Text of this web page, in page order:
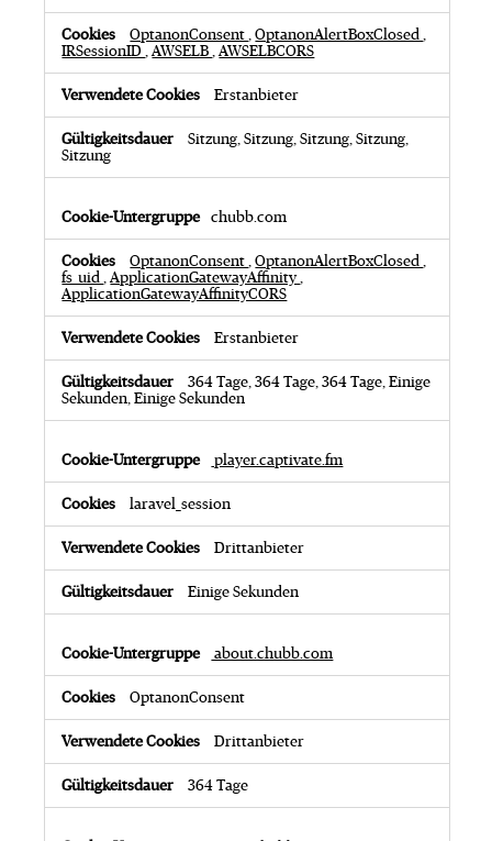
b
t
e
C
k
OptanonConsent ,OptanonAlertBoxClosed
IRSessionID
,AWSELB ,AWSELBCORS
Erstanbieter
Sitzung, Sitzung, Sitzung, Sitzung,
Sitzung
chubb.com
OptanonConsent ,OptanonAlertBoxClosed
fs_uid
,ApplicationGatewayAffinity
ApplicationGatewayAffinityCORS
Erstanbieter
364 Tage, 364 Tage, 364 Tage, Einige
Sekunden, Einige Sekunden
player.captivate.fm
laravel_session
Drittanbieter
Einige Sekunden
about.chubb.com
OptanonConsent
Drittanbieter
364 Tage